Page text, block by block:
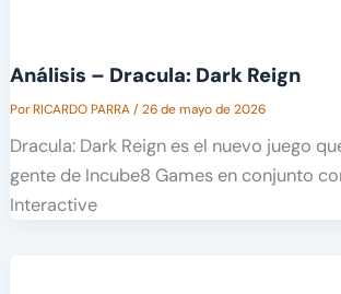
Análisis – Dracula: Dark Reign
PorRICARDO PARRA/26 de mayo de 2026
Dracula: Dark Reign es el nuevo juego
gente de Incube8 Games en conjunto
Interactive